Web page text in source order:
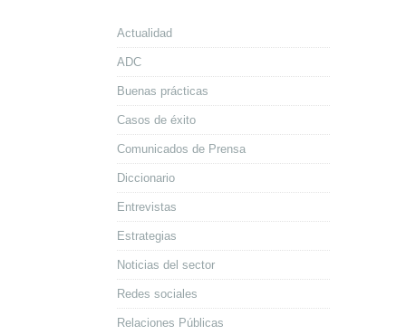
Actualidad
ADC
Buenas prácticas
Casos de éxito
Comunicados de Prensa
Diccionario
Entrevistas
Estrategias
Noticias del sector
Redes sociales
Relaciones Públicas